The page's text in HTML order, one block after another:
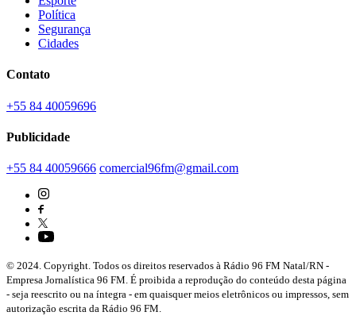
Política
Segurança
Cidades
Contato
+55 84 40059696
Publicidade
+55 84 40059666 comercial96fm@gmail.com
© 2024. Copyright. Todos os direitos reservados à Rádio 96 FM Natal/RN -
Empresa Jornalística 96 FM. É proibida a reprodução do conteúdo desta página
- seja reescrito ou na íntegra - em quaisquer meios eletrônicos ou impressos, sem
autorização escrita da Rádio 96 FM.